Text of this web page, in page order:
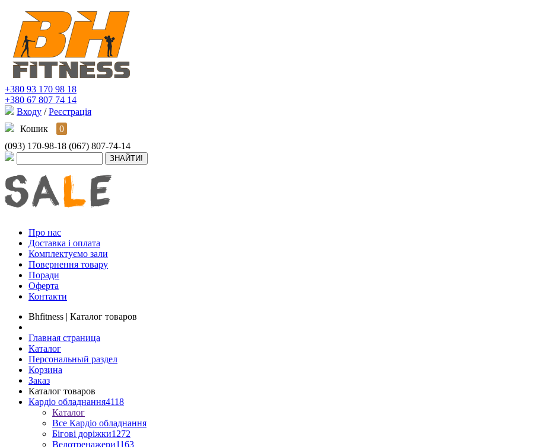
+380 93 170 98 18
+380 67 807 74 14
Входу / Реєстрація
Кошик
0
(093) 170-98-18 (067) 807-74-14
Про нас
Доставка і оплата
Комплектуємо зали
Повернення товару
Поради
Оферта
Контакти
Bhfitness | Каталог товаров
Главная страница
Каталог
Персональный раздел
Корзина
Заказ
Каталог товаров
Кардіо обладнання4118
Каталог
Все Кардіо обладнання
Бігові доріжки1272
Велотренажери1163